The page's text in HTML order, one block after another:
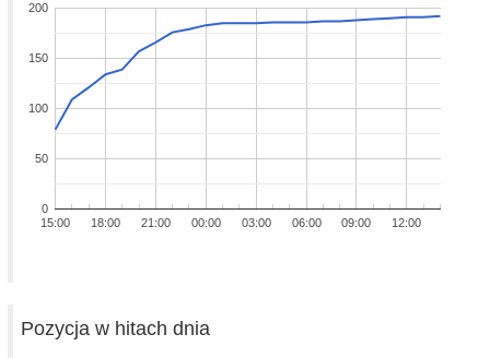
15:00 18:00 21:00 00:00 03:00 06:00 09:00 12:00
0
50
100
150
200
Pozycja w hitach dnia